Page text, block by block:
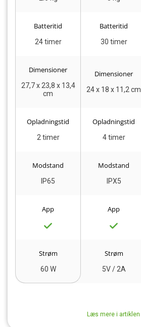
Batteritid
24 timer
Batteritid
30 timer
Dimensioner
27,7 x 23,8 x 13,4
cm
Dimensioner
24 x 18 x 11,2 cm
Opladningstid
2 timer
Opladningstid
4 timer
Modstand
IP65
Modstand
IPX5
App App
Strøm
60 W
Strøm
5V / 2A
Læs mere i artiklen